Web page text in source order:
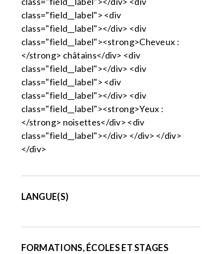
class="field__label"> <div
class="field__label"></div> <div
class="field__label"><strong>Cheveux :
</strong> châtains</div> <div
class="field__label"></div> <div
class="field__label"> <div
class="field__label"></div> <div
class="field__label"><strong>Yeux :
</strong> noisettes</div> <div
class="field__label"></div> </div> </div>
</div>
LANGUE(S)
FORMATIONS, ÉCOLES ET STAGES